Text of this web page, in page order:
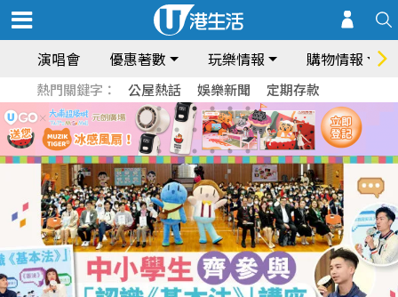
演唱會 優惠著數 玩樂情報 購物情報
熱門關鍵字： 公屋熱話 娛樂新聞 定期存款